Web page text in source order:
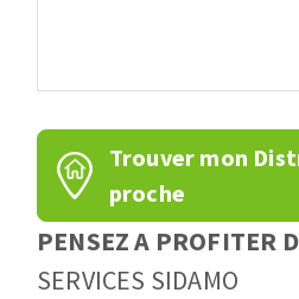
Trouver mon
proche
PENSEZ A PROFITER
SERVICES SIDAMO